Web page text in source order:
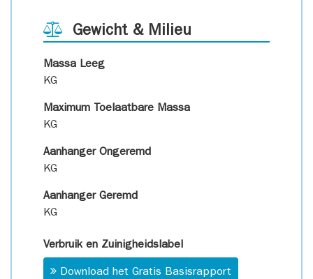
Gewicht & Milieu
Massa Leeg
KG
Maximum Toelaatbare Massa
KG
Aanhanger Ongeremd
KG
Aanhanger Geremd
KG
Verbruik en Zuinigheidslabel
Download het Gratis Basisrapport